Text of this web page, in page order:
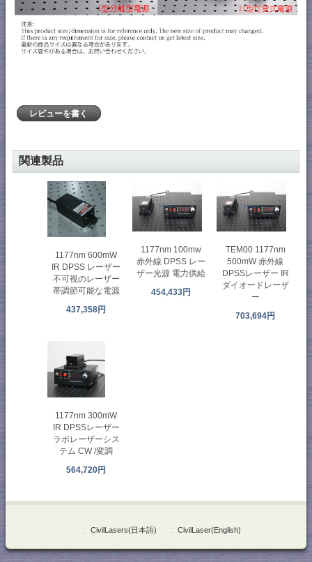
レビューを書く
関連製品
1177nm 600mW
IR DPSS レーザー
不可視のレーザー
帯調節可能な電源
437,358円
1177nm 100mw
赤外線 DPSS レー
ザー光源 電力供給
454,433円
TEM00 1177nm
500mW 赤外線
DPSSレーザー IR
ダイオードレーザ
ー
703,694円
1177nm 300mW
IR DPSSレーザー
ラボレーザーシス
テム CW /変調
564,720円
:: CivilLasers(日本語) :: CivilLaser(English)